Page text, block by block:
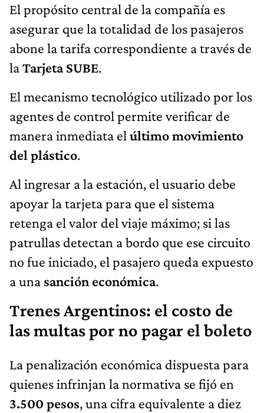
El propósito central de la compañía es
asegurar que la totalidad de los pasajeros
abone la tarifa correspondiente a través de
laTarjeta SUBE.
El mecanismo tecnológico utilizado por los
agentes de control permite verificar de
manera inmediata el último movimiento
del plástico.
Al ingresar a la estación, el usuario debe
apoyar la tarjeta para que el sistema
retenga el valor del viaje máximo; si las
patrullas detectan a bordo que ese circuito
no fue iniciado, el pasajero queda expuesto
a una sanción económica.
Trenes Argentinos: el costo de
las multas por no pagar el boleto
La penalización económica dispuesta para
quienes infrinjan la normativa se fijó en
3.500 pesos, una cifra equivalente a diez